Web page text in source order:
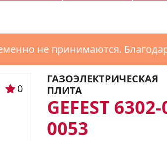
не принимаются.
ГАЗОЭЛЕКТРИЧЕСКАЯ
ПЛИТА
GEFEST
0053
0